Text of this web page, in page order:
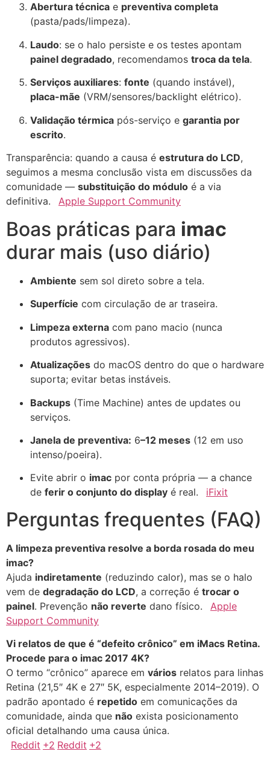
Abertura técnica e preventiva completa
(pasta/pads/limpeza).
Laudo: se o halo persiste e os testes apontam
painel degradado, recomendamos troca da tela.
Serviços auxiliares: fonte (quando instável),
placa-mãe (VRM/sensores/backlight elétrico).
Validação térmica pós-serviço e garantia por
escrito.
Transparência: quando a causa é estrutura do LCD,
seguimos a mesma conclusão vista em discussões da
comunidade — substituição do módulo é a via
definitiva.
Apple Support Community
Boas práticas para imac
durar mais (uso diário)
Ambiente sem sol direto sobre a tela.
Superfície com circulação de ar traseira.
Limpeza externa com pano macio (nunca
produtos agressivos).
Atualizações do macOS dentro do que o hardware
suporta; evitar betas instáveis.
Backups (Time Machine) antes de updates ou
serviços.
Janela de preventiva: 6–12 meses (12 em uso
intenso/poeira).
Evite abrir o imac por conta própria — a chance
de ferir o conjunto do display é real. iFixit
Perguntas frequentes (FAQ)
A limpeza preventiva resolve a borda rosada do meu
imac?
Ajuda indiretamente (reduzindo calor), mas se o halo
vem de degradação do LCD, a correção é trocar o
painel. Prevenção não reverte dano físico.
Apple
Support Community
Vi relatos de que é “defeito crônico” em iMacs Retina.
Procede para o imac 2017 4K?
O termo “crônico” aparece em vários relatos para linhas
Retina (21,5″ 4K e 27″ 5K, especialmente 2014–2019). O
padrão apontado é repetido em comunicações da
comunidade, ainda que não exista posicionamento
oficial detalhando uma causa única.
Reddit +2 Reddit +2